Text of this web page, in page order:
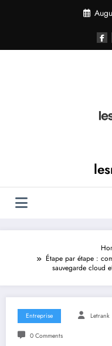
Étape par étape :
sauvegarde cloud
Entreprise Letrank
0 Comments